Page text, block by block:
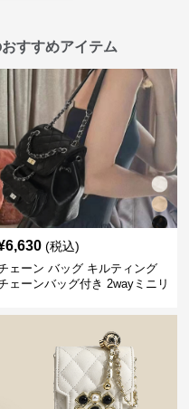
すすめアイテム
6,630 (税込)
ェーン バッグ キルティング
ェーンバッグ付き 2wayミニリ